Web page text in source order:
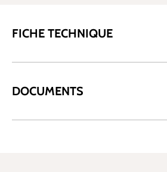
FICHE TECHNIQUE
DOCUMENTS